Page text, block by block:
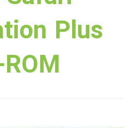
Plus